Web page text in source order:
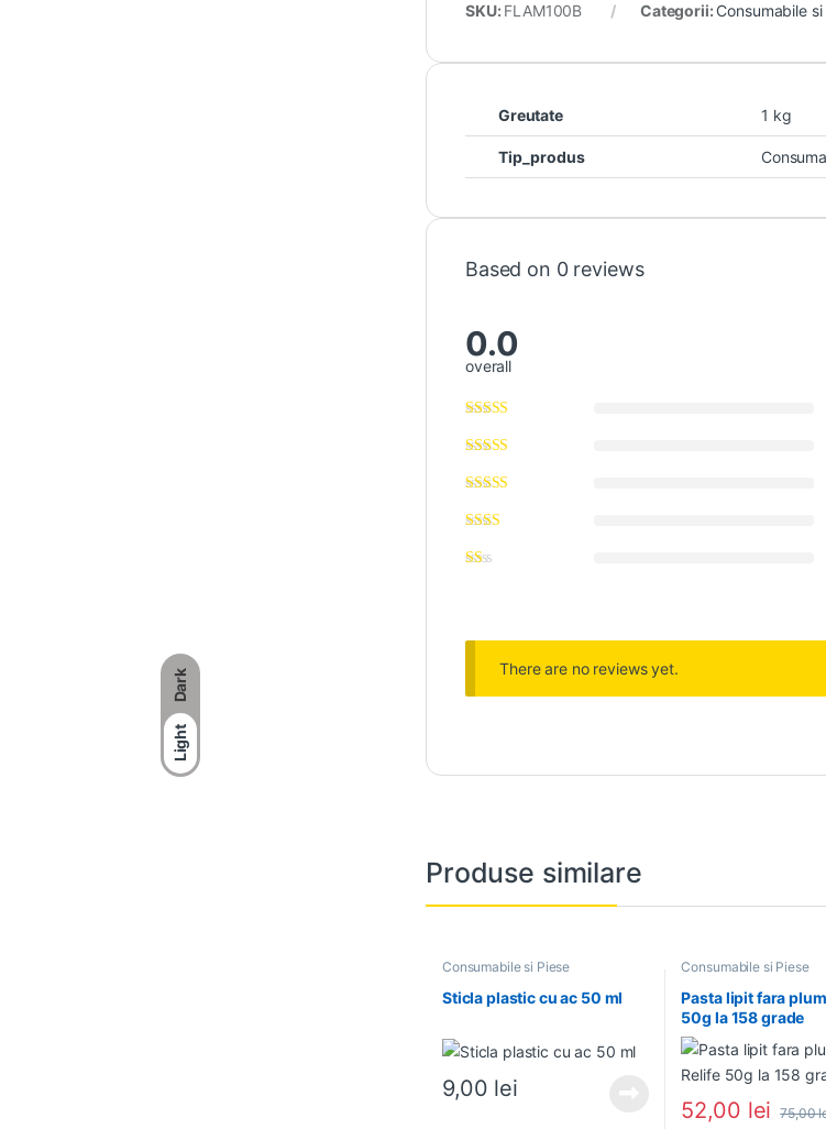
Dark
Light
SKU: FLAM100B Categorii: Consumabile si
Greutate 1 kg
Tip_produs
Based on 0 reviews
0.0
overall
There are no reviews yet.
Produse similare
Consumabile si Piese
Sticla plastic cu ac 50 ml
9,00 lei
Consumabile si Piese
Pasta lipit fara
50g la 158 grade
52,00 lei 75,00